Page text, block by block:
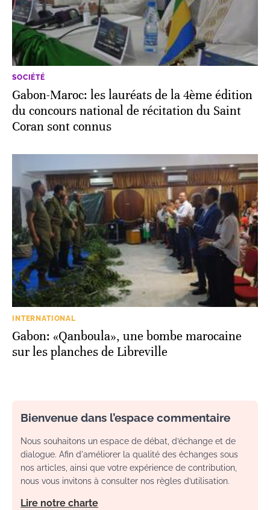
SOCIÉTÉ
Gabon-Maroc: les lauréats de la 4ème édition
du concours national de récitation du Saint
Coran sont connus
INTERNATIONAL
Gabon: «Qanboula», une bombe marocaine
sur les planches de Libreville
Bienvenue dans l’espace commentaire
Nous souhaitons un espace de débat, d’échange et de
dialogue. Afin d'améliorer la qualité des échanges sous
nos articles, ainsi que votre expérience de contribution,
nous vous invitons à consulter nos règles d’utilisation.
Lire notre charte